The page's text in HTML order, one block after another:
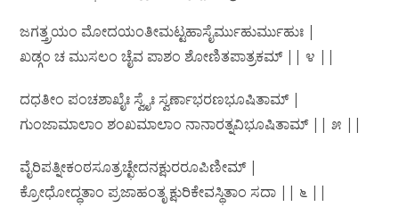
ಜಗತ್ತ್ರಯಂ ಮೋದಯಂತೀಮಟ್ಟಹಾಸೈರ್ಮುಹುರ್ಮುಹುಃ |
ಖಡ್ಗಂ ಚ ಮುಸಲಂ ಚೈವ ಪಾಶಂ ಶೋಣಿತಪಾತ್ರಕಮ್ || ೪ ||
ದಧತೀಂ ಪಂಚಶಾಖೈಃ ಸ್ವೈಃ ಸ್ವರ್ಣಾಭರಣಭೂಷಿತಾಮ್ |
ಗುಂಜಾಮಾಲಾಂ ಶಂಖಮಾಲಾಂ ನಾನಾರತ್ನವಿಭೂಷಿತಾಮ್ || ೫ ||
ವೈರಿಪತ್ನೀಕಂಠಸೂತ್ರಚ್ಛೇದನಕ್ಷುರರೂಪಿಣೀಮ್ |
ಕ್ರೋಧೋದ್ಧತಾಂ ಪ್ರಜಾಹಂತೃ ಕ್ಷುರಿಕೇವಸ್ಥಿತಾಂ ಸದಾ || ೬ ||